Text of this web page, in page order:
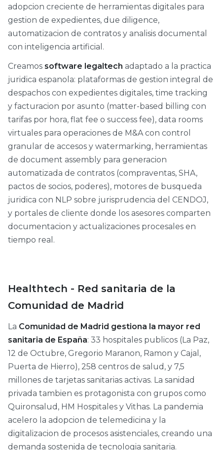
adopcion creciente de herramientas digitales para
gestion de expedientes, due diligence,
automatizacion de contratos y analisis documental
con inteligencia artificial.
Creamos software legaltech adaptado a la practica
juridica espanola: plataformas de gestion integral de
despachos con expedientes digitales, time tracking
y facturacion por asunto (matter-based billing con
tarifas por hora, flat fee o success fee), data rooms
virtuales para operaciones de M&A con control
granular de accesos y watermarking, herramientas
de document assembly para generacion
automatizada de contratos (compraventas, SHA,
pactos de socios, poderes), motores de busqueda
juridica con NLP sobre jurisprudencia del CENDOJ,
y portales de cliente donde los asesores comparten
documentacion y actualizaciones procesales en
tiempo real.
Healthtech - Red sanitaria de la
Comunidad de Madrid
La Comunidad de Madrid gestiona la mayor red
sanitaria de España: 33 hospitales publicos (La Paz,
12 de Octubre, Gregorio Maranon, Ramon y Cajal,
Puerta de Hierro), 258 centros de salud, y 7,5
millones de tarjetas sanitarias activas. La sanidad
privada tambien es protagonista con grupos como
Quironsalud, HM Hospitales y Vithas. La pandemia
acelero la adopcion de telemedicina y la
digitalizacion de procesos asistenciales, creando una
demanda sostenida de tecnologia sanitaria.